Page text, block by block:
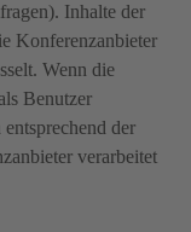
Inhalte der
Konferenzanbieter
Wenn die
Benutzer
der
verarbeitet